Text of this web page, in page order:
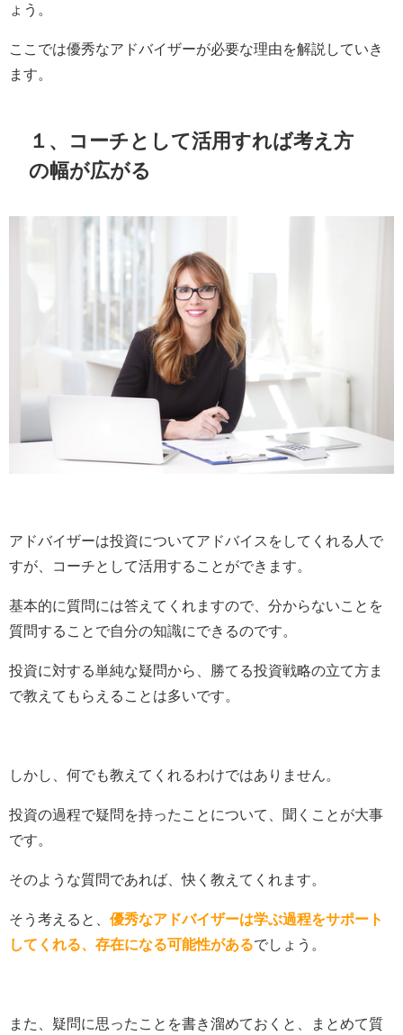
ょう。
ここでは優秀なアドバイザーが必要な理由を解説していき
ます。
１、コーチとして活用すれば考え方
の幅が広がる
アドバイザーは投資についてアドバイスをしてくれる人で
すが、コーチとして活用することができます。
基本的に質問には答えてくれますので、分からないことを
質問することで自分の知識にできるのです。
投資に対する単純な疑問から、勝てる投資戦略の立て方ま
で教えてもらえることは多いです。
しかし、何でも教えてくれるわけではありません。
投資の過程で疑問を持ったことについて、聞くことが大事
です。
そのような質問であれば、快く教えてくれます。
そう考えると、 優秀なアドバイザーは学ぶ過程をサポート
してくれる、存在になる可能性があるでしょう。
また、疑問に思ったことを書き溜めておくと、まとめて質